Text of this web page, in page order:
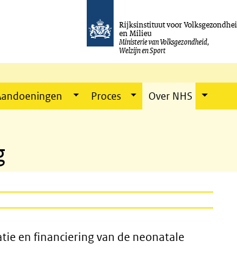
Rijksinstituut voor
en Milieu
Ministerie van Volksgezondheid,
Welzijn en Sport
Proces Over NHS
en financiering van de neonatale